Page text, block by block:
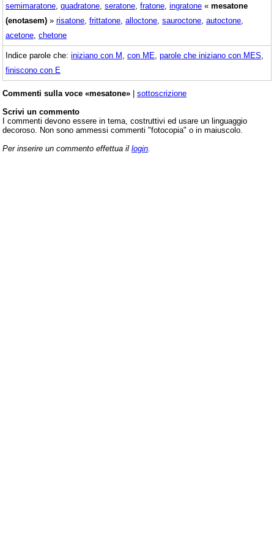
semimaratone quadratone seratone fratone ingratone « mesatone
(enotasem) » risatone frittatone alloctone sauroctone autoctone
acetone chetone
Indice parole che: iniziano con M con ME parole che iniziano con MES
finiscono con E
Commenti sulla voce «mesatone» | sottoscrizione
Scrivi un commento
I commenti devono essere in tema, costruttivi ed usare un linguaggio
decoroso. Non sono ammessi commenti "fotocopia" o in maiuscolo.
Per inserire un commento effettua il login